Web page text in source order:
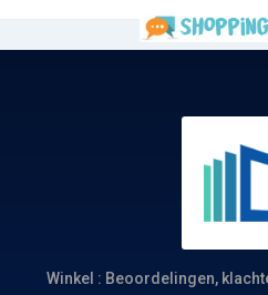
Winkel : Beoordelingen,